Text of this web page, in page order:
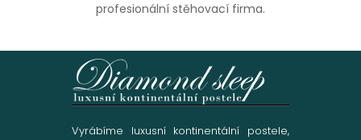
profesionální stěhovací firma.
Vyrábíme luxusní kontinentální postele,